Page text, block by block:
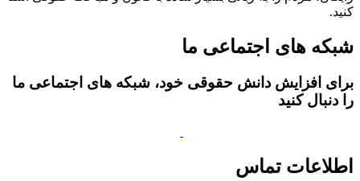
کنید.
شبکه های اجتماعی ما
برای افزایش دانش حقوقی خود، شبکه های اجتماعی ما
را دنبال کنید
اطلاعات تماس